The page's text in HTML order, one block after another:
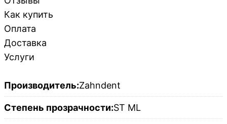
Как купить
Оплата
Доставка
Услуги
Производитель:Zahndent
Степень прозрачности:ST ML